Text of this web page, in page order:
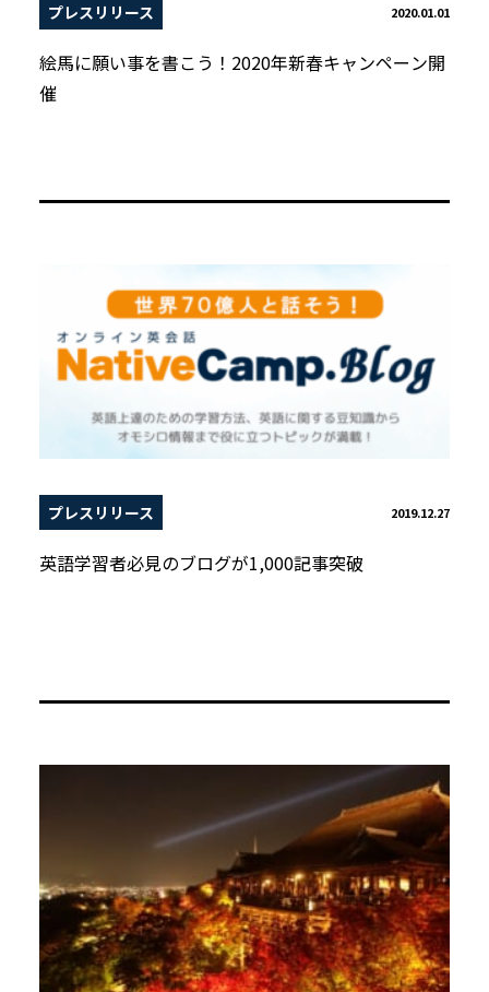
プレスリリース 2020.01.01
絵馬に願い事を書こう！2020年新春キャンペーン開
催
プレスリリース 2019.12.27
英語学習者必見のブログが1,000記事突破